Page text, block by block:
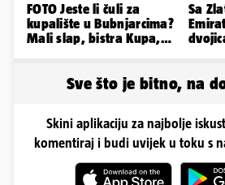
FOTO Jeste li čuli za
kupalište u Bubnjarcima?
Mali slap, bistra Kupa,
Sa
Sve što je bitno, na
Skini aplikaciju za najbolje
komentiraj i budi uvijek u toku s